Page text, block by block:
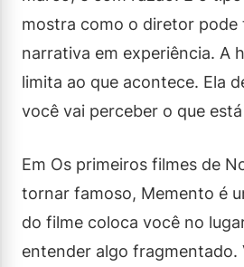
mostra como o diretor
narrativa em experiência. A
limita ao que acontece. Ela
você vai perceber o que
Em Os primeiros filmes de
tornar famoso, Memento é
do filme coloca você no
entender algo fragmentado.